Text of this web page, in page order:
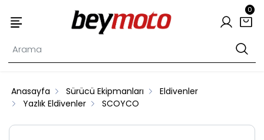
0
Anasayfa Sürücü Ekipmanları
Eldivenler
Yazlık Eldivenler
SCOYCO